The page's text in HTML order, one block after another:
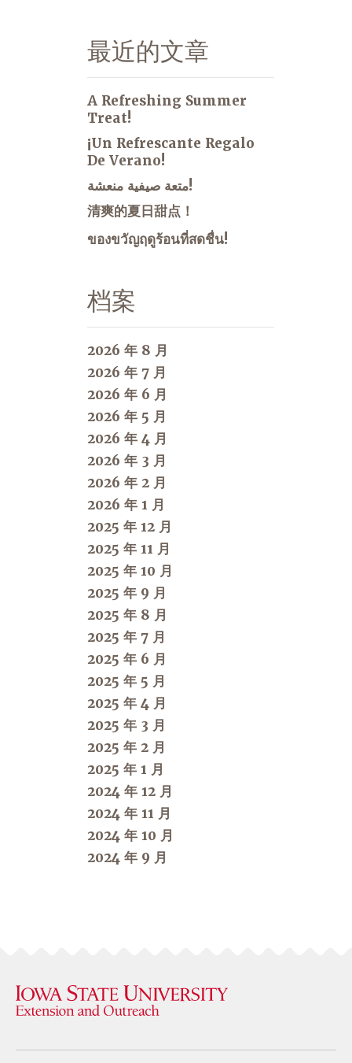
最近的文章
A Refreshing Summer
Treat!
¡Un Refrescante Regalo
De Verano!
متعة صيفية منعشة!
清爽的夏日甜点！
ของขวัญฤดูร้อนที่สดชื่น!
档案
2026 年 8 月
2026 年 7 月
2026 年 6 月
2026 年 5 月
2026 年 4 月
2026 年 3 月
2026 年 2 月
2026 年 1 月
2025 年 12 月
2025 年 11 月
2025 年 10 月
2025 年 9 月
2025 年 8 月
2025 年 7 月
2025 年 6 月
2025 年 5 月
2025 年 4 月
2025 年 3 月
2025 年 2 月
2025 年 1 月
2024 年 12 月
2024 年 11 月
2024 年 10 月
2024 年 9 月